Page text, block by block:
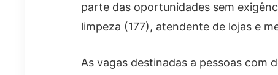
parte das oportunidades sem
limpeza (177), atendente de lojas e
As vagas destinadas a pessoas com